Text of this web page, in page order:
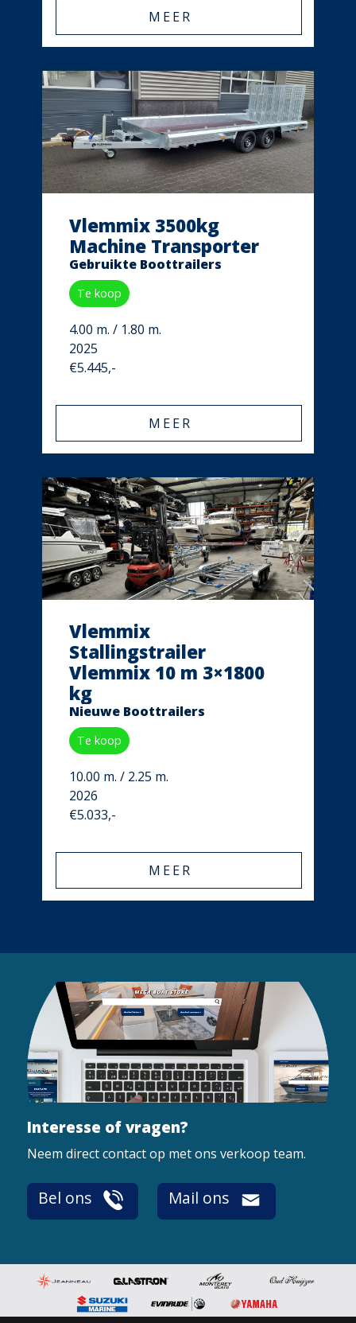
MEER
Vlemmix 3500kg
Machine Transporter
Gebruikte Boottrailers
Te koop
4.00 m. / 1.80 m.
2025
€5.445,-
MEER
Vlemmix
Stallingstrailer
Vlemmix 10 m 3×1800
kg
Nieuwe Boottrailers
Te koop
10.00 m. / 2.25 m.
2026
€5.033,-
MEER
Interesse of vragen?
Neem direct contact op met ons verkoop team.
Bel ons Mail ons